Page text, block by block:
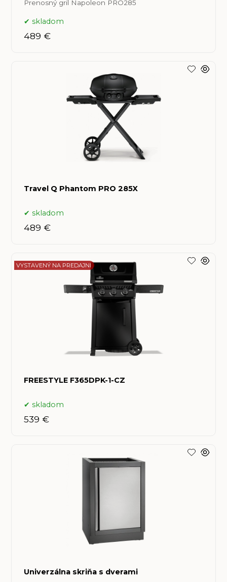
Prenosný gril Napoleon PRO285
skladom
489 €
Travel Q Phantom PRO 285X
skladom
489 €
FREESTYLE F365DPK-1-CZ
VYSTAVENÝ NA PREDAJNI
skladom
539 €
Univerzálna skriňa s dverami